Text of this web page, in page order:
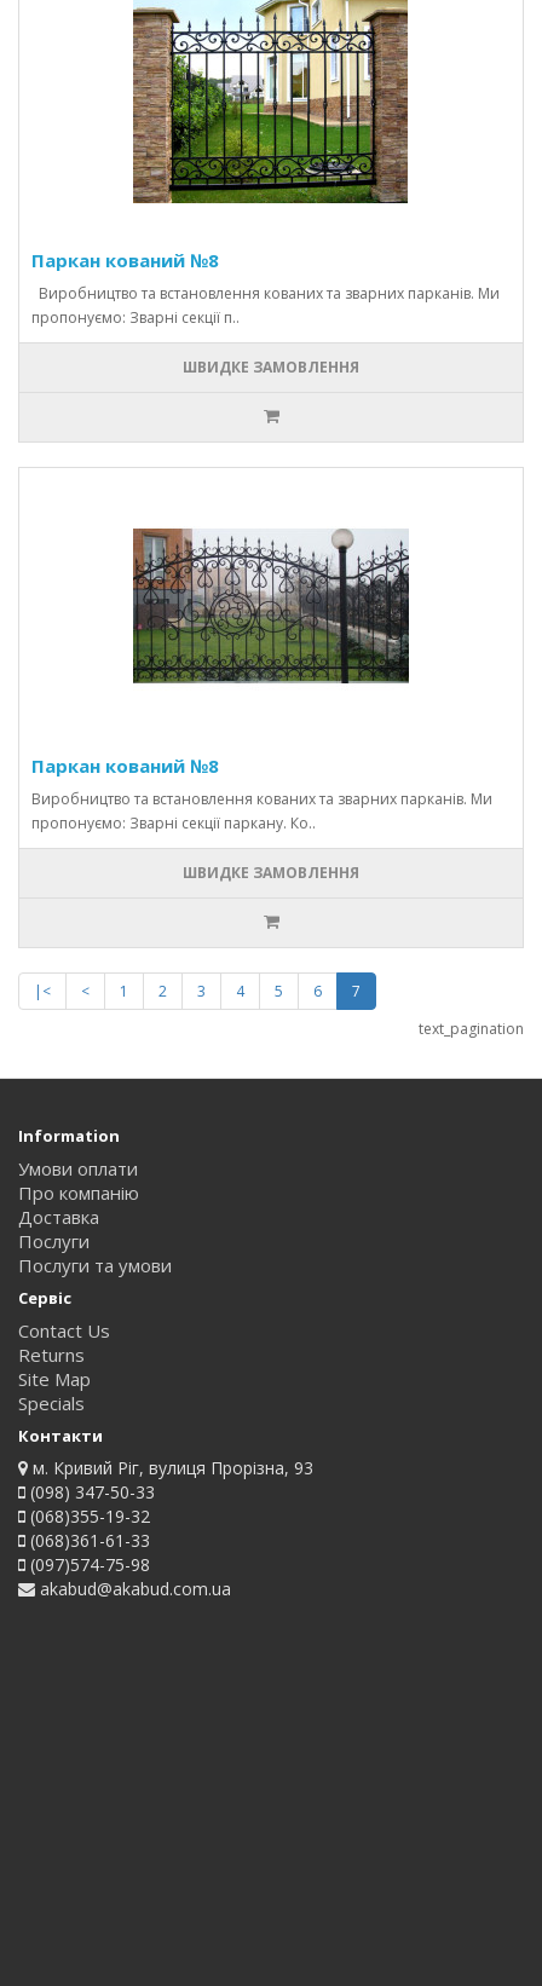
Паркан кований №8
Виробництво та встановлення кованих та зварних парканів. Ми
пропонуємо: Зварні секції п..
ШВИДКЕ ЗАМОВЛЕННЯ
Паркан кований №8
Виробництво та встановлення кованих та зварних парканів. Ми
пропонуємо: Зварні секції паркану. Ко..
ШВИДКЕ ЗАМОВЛЕННЯ
|< < 1 2 3 4 5 6
7
text_pagination
Information
Умови оплати
Про компанію
Доставка
Послуги
Послуги та умови
Сервіс
Contact Us
Returns
Site Map
Specials
Контакти
м. Кривий Ріг, вулиця Прорізна, 93
(098) 347-50-33
(068)355-19-32
(068)361-61-33
(097)574-75-98
akabud@akabud.com.ua